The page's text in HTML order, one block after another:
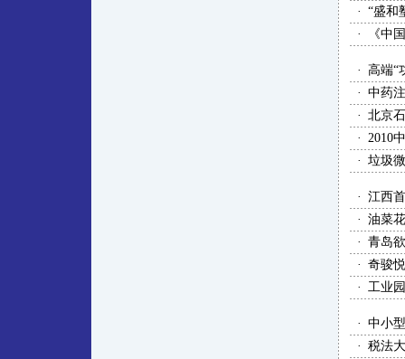
· “盛和
·
《中
· 高端“
· 中药
· 北京
· 2010
· 垃圾
· 江西
· 油菜
· 青岛
· 奇骏
· 工业
· 中小
· 税法